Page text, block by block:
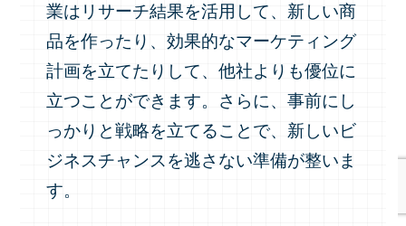
業はリサーチ結果を活用して、新しい商
品を作ったり、効果的なマーケティング
計画を立てたりして、他社よりも優位に
立つことができます。さらに、事前にし
っかりと戦略を立てることで、新しいビ
ジネスチャンスを逃さない準備が整いま
す。